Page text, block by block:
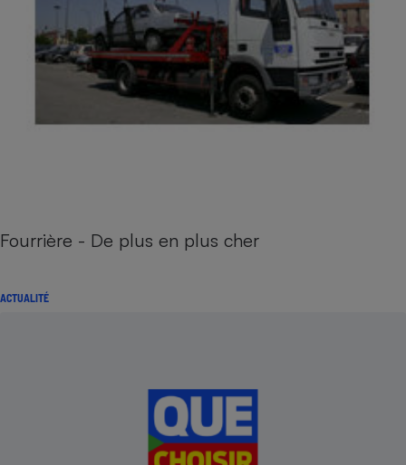
Fourrière - De plus en plus cher
ACTUALITÉ